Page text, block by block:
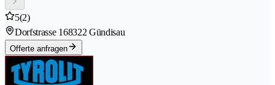
5(2)
Dorfstrasse 168322 Gündisau
Offerte anfragen